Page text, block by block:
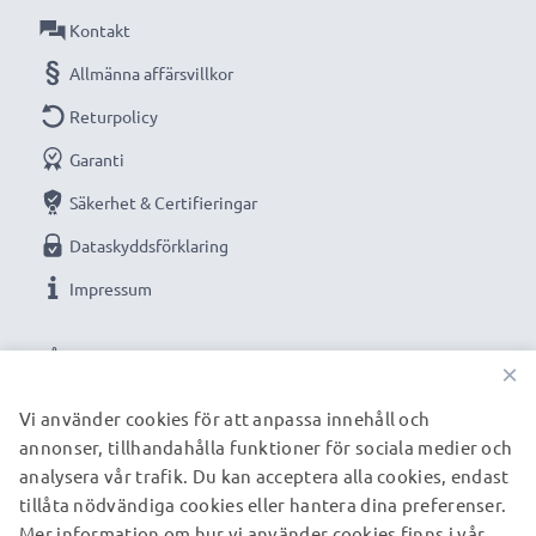
rimligt pris.
★3 års garanti
Vi grundades år 2004 och är en internationell
specialist som endast erbjuder kvalitetsprodukter.
Därför har vi en garanti på 36 månader!
VÅRA BETALNINGSALTERNATIV
Kontakt
Allmänna affärsvillkor
Returpolicy
Garanti
Säkerhet & Certifieringar
Dataskyddsförklaring
Impressum
VÅRA FRAKTPARTNERS
×
Vi använder cookies för att anpassa innehåll och
annonser, tillhandahålla funktioner för sociala medier och
analysera vår trafik. Du kan acceptera alla cookies, endast
tillåta nödvändiga cookies eller hantera dina preferenser.